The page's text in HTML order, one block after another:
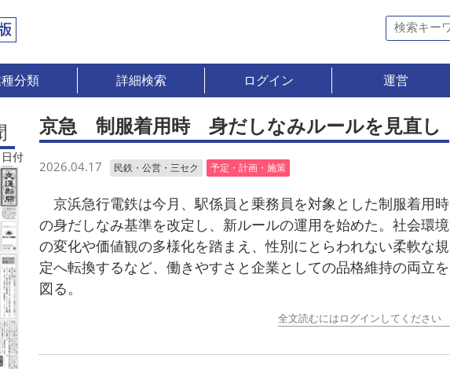
分類 詳細検索 ログイン 運営
付
京急 制服着用時 身だしなみルールを見直し
2026.04.17 民鉄・公営・三セク 予定・計画・施策
京浜急行電鉄は今月、駅係員と乗務員を対象とした制服着用時
の身だしなみ基準を改定し、新ルールの運用を始めた。社会環境
の変化や価値観の多様化を踏まえ、性別にとらわれない柔軟な規
定へ転換するなど、働きやすさと企業としての品格維持の両立を
図る。
全文読むにはログインしてください